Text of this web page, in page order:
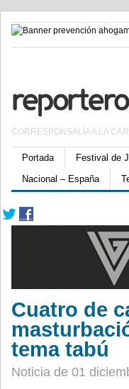
CORRESPONSALÍA A LA
Portada Festival de
Nacional – España
Cuatro de
tema tabú
Noticia de 01